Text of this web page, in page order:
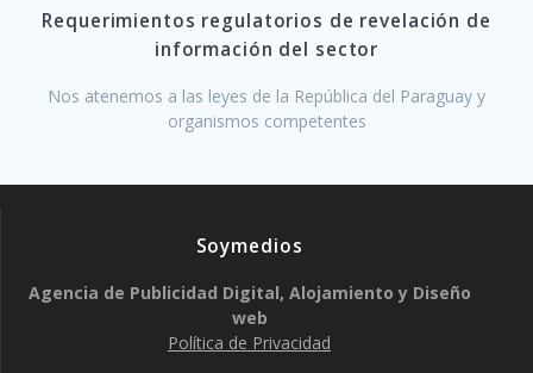
Requerimientos regulatorios de revelación de
información del sector
Nos atenemos a las leyes de la República del Paraguay y
organismos competentes
Soymedios
Agencia de Publicidad Digital, Alojamiento y Diseño
web
Política de Privacidad